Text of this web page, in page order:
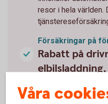
resor i hela världen.
Försäkringar på
Rabatt på
Med Betalkort
erbjudanden på
Våra